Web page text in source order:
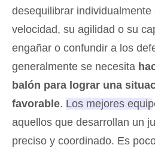
desequilibrar individualmente
velocidad, su agilidad o su
engañar o confundir a los
generalmente se necesita
balón para lograr una
favorable. Los mejores
aquellos que desarrollan un
preciso y coordinado. Es